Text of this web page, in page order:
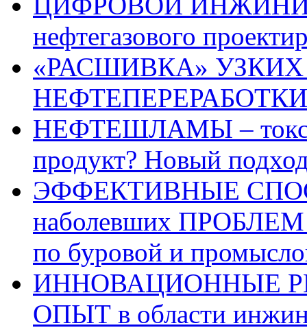
нефтегазового
«РАСШИВКА»
НЕФТЕПЕРЕРАБОТКИ
НЕФТЕШЛАМЫ –
продукт? Новый
ЭФФЕКТИВНЫЕ
наболевших ПРОБЛЕМ
по буровой и
ИННОВАЦИОННЫЕ
ОПЫТ в области